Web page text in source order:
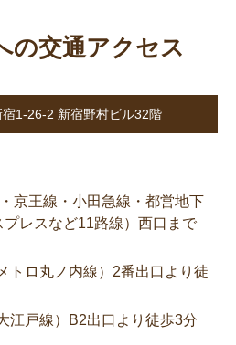
の交通アクセス
1-26-2 新宿野村ビル32階
・京王線・小田急線・都営地下
プレスなど11路線）西口まで
トロ丸ノ内線）2番出口より徒
江戸線）B2出口より徒歩3分